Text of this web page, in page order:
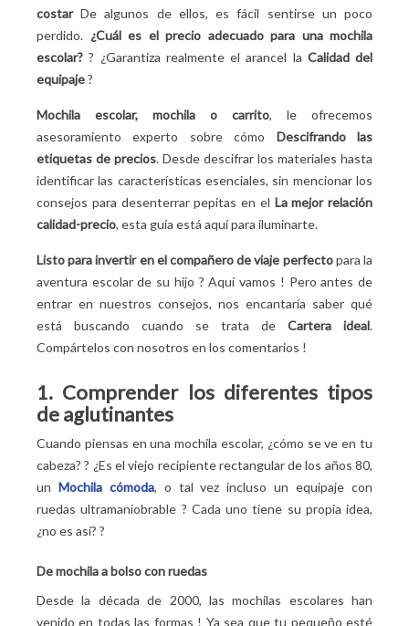
costarDe algunos de ellos, es fácil sentirse un poco
perdido. ¿Cuál es el precio adecuado para una mochila
escolar? ? ¿Garantiza realmente el arancel la Calidad del
equipaje?
Mochila escolar, mochila o carrito, le ofrecemos
asesoramiento experto sobre cómo Descifrando las
etiquetas de precios. Desde descifrar los materiales hasta
identificar las características esenciales, sin mencionar los
consejos para desenterrar pepitas en el La mejor relación
calidad-precio, esta guía está aquí para iluminarte.
Listo para invertir en el compañero de viaje perfectopara la
aventura escolar de su hijo ? Aquí vamos ! Pero antes de
entrar en nuestros consejos, nos encantaría saber qué
está buscando cuando se trata de Cartera ideal.
Compártelos con nosotros en los comentarios !
1. Comprender los diferentes tipos
de aglutinantes
Cuando piensas en una mochila escolar, ¿cómo se ve en tu
cabeza? ? ¿Es el viejo recipiente rectangular de los años 80,
un Mochila cómoda, o tal vez incluso un equipaje con
ruedas ultramaniobrable ? Cada uno tiene su propia idea,
¿no es así? ?
De mochila a bolso con ruedas
Desde la década de 2000, las mochilas escolares han
venido en todas las formas ! Ya sea que tu pequeño esté